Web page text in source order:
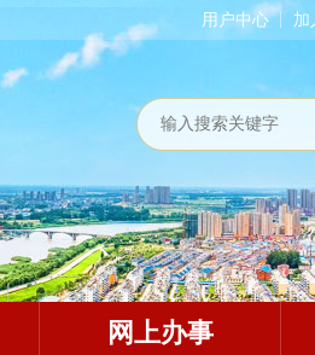
用户中心 加
网上办事